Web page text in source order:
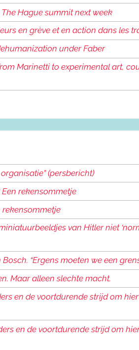
Hague summit next week
en grève et en action dans les
under Faber
Marinetti to experimental art,
(persbericht)
Een rekensommetje
rekensommetje
van Hitler niet
“Ergens moeten we een
Maar alleen slechte macht.
en de voortdurende strijd om
en de voortdurende strijd om